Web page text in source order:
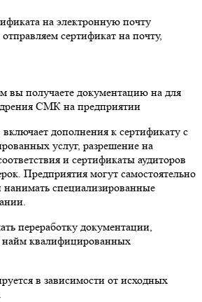
на электронную почту
сертификат на почту,
вы получаете документацию на для
СМК на предприятии
дополнения к сертификату с
услуг, разрешение на
и сертификаты аудиторов
Предприятия могут самостоятельно
нанимать специализированные
переработку документации,
найм квалифицированных
в зависимости от исходных